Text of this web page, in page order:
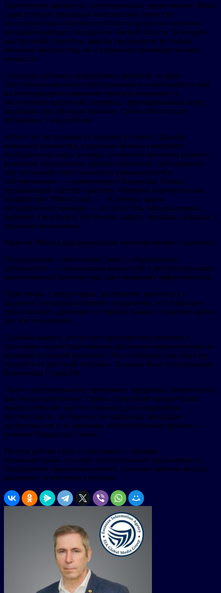
Партнерство адвокатов и антикризисных управляющих Milton
Legal успешно завершило комплексный проект по
восстановлению платежеспособности крупного топливно-
перерабатывающего холдинга в Омской области. Благодаря
выстроенной стратегии защиты предприятие не только
избежало банкротства, но и сохранило производственные
мощности.
Ситуация требовала оперативных решений: на фоне
ужесточения акцизного регулирования и волатильности цен
на нефтепродукты компания утратила возможность
обслуживать кредитный портфель, сформированный перед
ведущими российскими банками. Сумма обязательств
превышала 5 млрд рублей.
«Никто не застрахован от проблем в бизнесе. Доходы
компании снижаются, владельцы бизнеса совершают
необдуманные шаги, которые становятся причиной полного
разорения предприятия, административной, субсидиарной
или уголовной ответственности руководителей и
собственников», — комментирует Владислав Глебов,
управляющий партнёр практики «Решение корпоративных
конфликтов» Milton Legal. — «Ключевая задача
антикризисной команды — не допустить эмоциональных
решений и выстроить системную защиту, опираясь на факты и
правовые механизмы».
Юристы Milton Legal разработали многоуровневую стратегию:
Операционная стабилизация: вместо сворачивания
деятельности — оптимизация мощностей и реструктуризация
корпоративной архитектуры для повышения эффективности.
Переговоры с кредиторами: достижение консенсуса о
введении процедуры внешнего управления, что позволило
приостановить давление со стороны банков и получить время
для восстановления.
Судебная защита: достигнуто прецедентное решение о
признании недействительными договоров поручительства по
кредитам головной компании. Это освободило ряд структур
холдинга от долговой нагрузки. Позиция была подтверждена
Верховным Судом РФ.
«Часто собственники воспринимают кредитные обязательства
как безальтернативные. Однако грамотный юридический
анализ позволяет найти основания для оспаривания
поручительств, особенно если нарушены процедуры
одобрения или есть признаки злоупотребления правом», —
отмечает Владислав Глебов.
Итогом работы стало согласование с банками
взаимовыгодных условий урегулирования задолженности.
Предприятие продолжило работу, сохранив рабочие места и
налоговые отчисления в регионе.